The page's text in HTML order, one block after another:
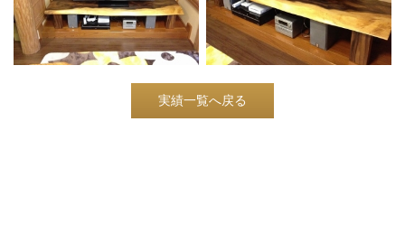
実績一覧へ戻る